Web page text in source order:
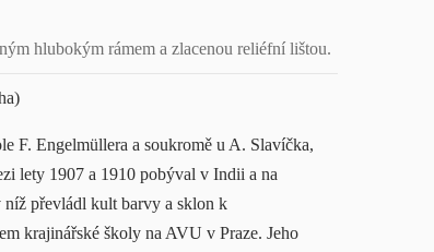
hlubokým rámem a zlacenou reliéfní lištou.
F. Engelmüllera a soukromě u A. Slavíčka,
lety 1907 a 1910 pobýval v Indii a na
níž převládl kult barvy a sklon k
krajinářské školy na AVU v Praze. Jeho